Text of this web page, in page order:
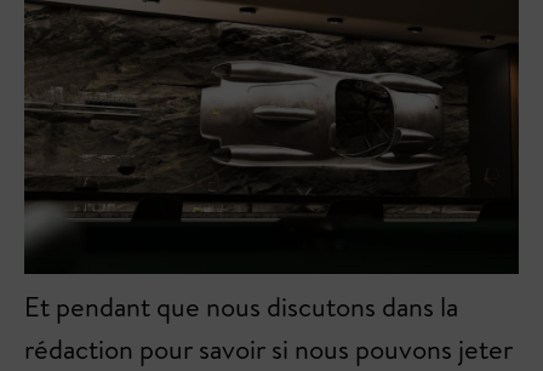
Et pendant que nous discutons dans la
rédaction pour savoir si nous pouvons jeter